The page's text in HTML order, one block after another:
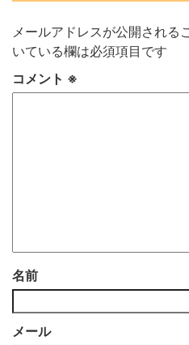
メールアドレスが公開される
いている欄は必須項目です
コメント ※
名前
メール